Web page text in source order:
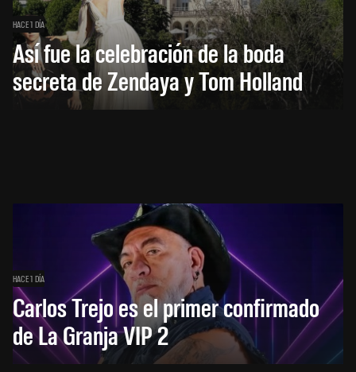
HACE 1 DÍA
Así fue la celebración de la boda
secreta de Zendaya y Tom Holland
HACE 1 DÍA
Carlos Trejo es el primer confirmado
de La Granja VIP 2